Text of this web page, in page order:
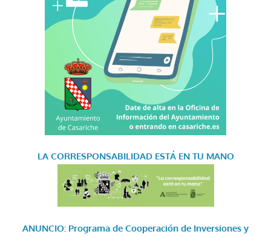
LA CORRESPONSABILIDAD ESTÁ EN TU MANO
ANUNCIO: Programa de Cooperación de Inversiones y